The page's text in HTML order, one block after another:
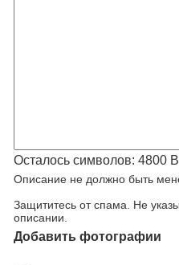
Осталось символов: 4800
Описание не должно быть
Защититесь от спама. Не
описании.
Добавить фотографии